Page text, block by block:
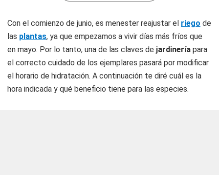
Con el comienzo de junio, es menester reajustar el riego de
las plantas, ya que empezamos a vivir días más fríos que
en mayo. Por lo tanto, una de las claves de jardinería para
el correcto cuidado de los ejemplares pasará por modificar
el horario de hidratación. A continuación te diré cuál es la
hora indicada y qué beneficio tiene para las especies.